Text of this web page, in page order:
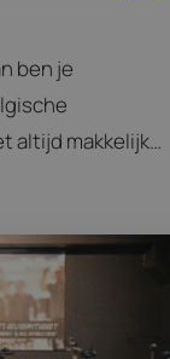
ben je
altijd makkelijk
en op de